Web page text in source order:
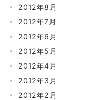
2012年8月
2012年7月
2012年6月
2012年5月
2012年4月
2012年3月
2012年2月